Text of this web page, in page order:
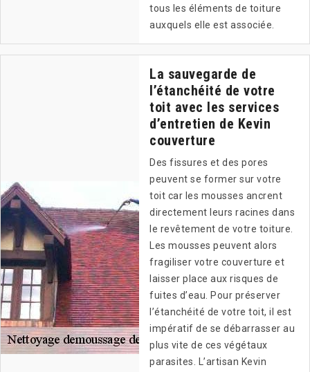
tous les éléments de toiture
auxquels elle est associée.
La sauvegarde de
l’étanchéité de votre
toit avec les services
d’entretien de Kevin
couverture
Des fissures et des pores
peuvent se former sur votre
toit car les mousses ancrent
directement leurs racines dans
le revêtement de votre toiture.
Les mousses peuvent alors
fragiliser votre couverture et
laisser place aux risques de
fuites d’eau. Pour préserver
l’étanchéité de votre toit, il est
impératif de se débarrasser au
plus vite de ces végétaux
parasites. L’artisan Kevin